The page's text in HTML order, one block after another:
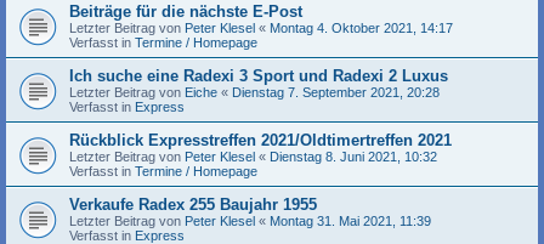
Beiträge für die nächste E-Post
Letzter Beitrag von Peter Klesel « Montag 4. Oktober 2021, 14:17
Verfasst in Termine / Homepage
Ich suche eine Radexi 3 Sport und Radexi 2 Luxus
Letzter Beitrag von Eiche « Dienstag 7. September 2021, 20:28
Verfasst in Express
Rückblick Expresstreffen 2021/Oldtimertreffen 2021
Letzter Beitrag von Peter Klesel « Dienstag 8. Juni 2021, 10:32
Verfasst in Termine / Homepage
Verkaufe Radex 255 Baujahr 1955
Letzter Beitrag von Peter Klesel « Montag 31. Mai 2021, 11:39
Verfasst in Express